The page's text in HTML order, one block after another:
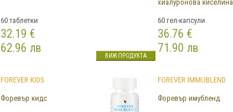
60 таблетки
32.19 €
62.96 лв
хиалуронова киселина
60 гел-капсули
36.76 €
71.90 лв
ВИЖ ПРОДУКТА
FOREVER KIDS
Форевър кидс
FOREVER IMMUBLEND
Форевър имубленд